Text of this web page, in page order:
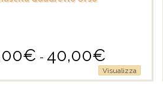
€ - 40,00€
di
prezzo:
Visualizza